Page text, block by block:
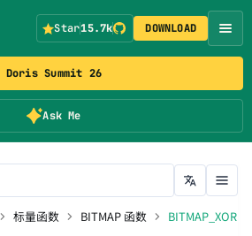
Doris Summit 26
Ask Me
Star15.7k DOWNLOAD
标量函数 BITMAP 函数 BITMAP_XOR